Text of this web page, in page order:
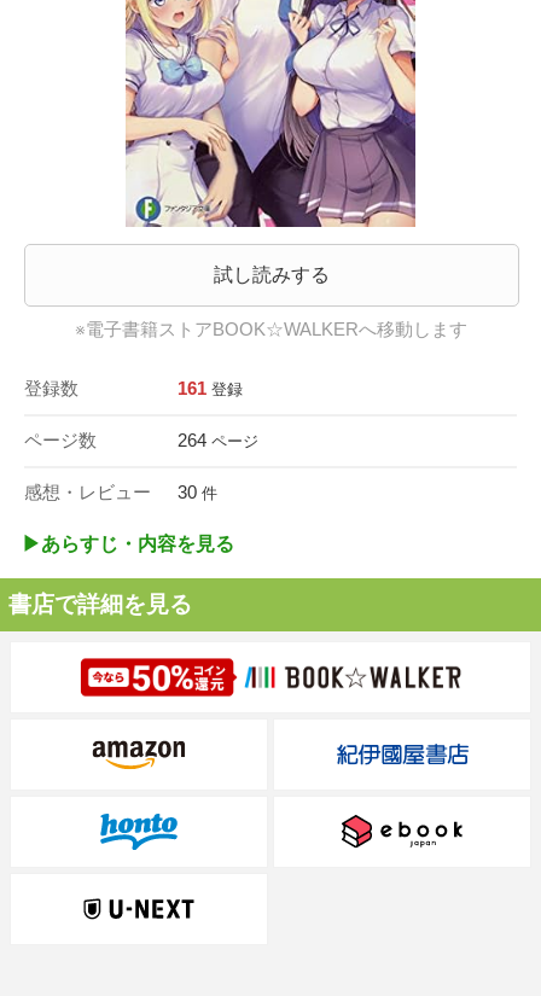
試し読みする
※電子書籍ストアBOOK☆WALKERへ移動します
登録数 161 登録
ページ数 264 ページ
感想・レビュー 30 件
▶︎あらすじ・内容を見る
書店で詳細を見る